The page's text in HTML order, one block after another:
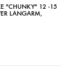
"CHUNKY" 12 -15
LANGARM,